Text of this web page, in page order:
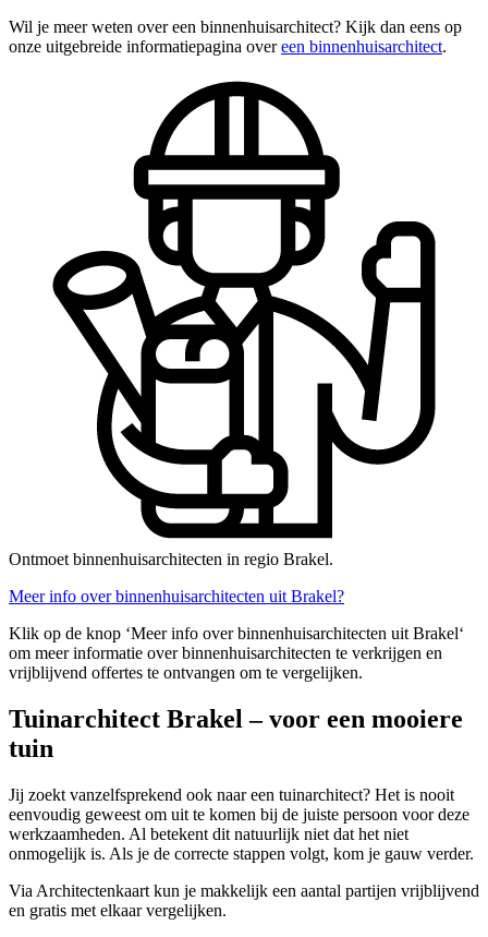
Wil je meer weten over een binnenhuisarchitect? Kijk dan eens op
onze uitgebreide informatiepagina overeen binnenhuisarchitect.
Ontmoet binnenhuisarchitecten in regio Brakel.
Meer info over binnenhuisarchitecten uit Brakel?
Klik op de knop ‘Meer info over binnenhuisarchitecten uit Brakel‘
om meer informatie over binnenhuisarchitecten te verkrijgen en
vrijblijvend offertes te ontvangen om te vergelijken.
Tuinarchitect Brakel – voor een mooiere
tuin
Jij zoekt vanzelfsprekend ook naar een tuinarchitect? Het is nooit
eenvoudig geweest om uit te komen bij de juiste persoon voor deze
werkzaamheden. Al betekent dit natuurlijk niet dat het niet
onmogelijk is. Als je de correcte stappen volgt, kom je gauw verder.
Via Architectenkaart kun je makkelijk een aantal partijen vrijblijvend
en gratis met elkaar vergelijken.